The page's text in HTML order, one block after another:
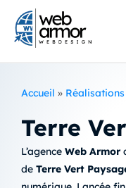
Accueil » Réalisations
Terre
L’agence Web Armor
de Terre Vert